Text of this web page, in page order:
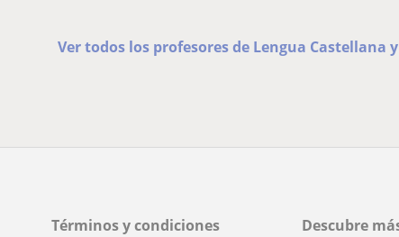
Ver todos los profesores de Lengua Castellana
Términos y condiciones
Descubre